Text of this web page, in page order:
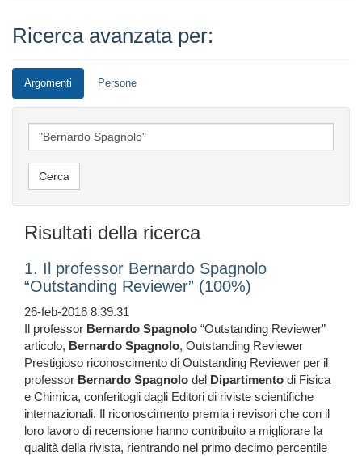
Ricerca avanzata per:
Argomenti Persone
Risultati della ricerca
1. Il professor Bernardo Spagnolo
“Outstanding Reviewer” (100%)
26-feb-2016 8.39.31
Il professor Bernardo Spagnolo “Outstanding Reviewer”
articolo, Bernardo Spagnolo, Outstanding Reviewer
Prestigioso riconoscimento di Outstanding Reviewer per il
professor Bernardo Spagnolo del Dipartimento di Fisica
e Chimica, conferitogli dagli Editori di riviste scientifiche
internazionali. Il riconoscimento premia i revisori che con il
loro lavoro di recensione hanno contribuito a migliorare la
qualità della rivista, rientrando nel primo decimo percentile